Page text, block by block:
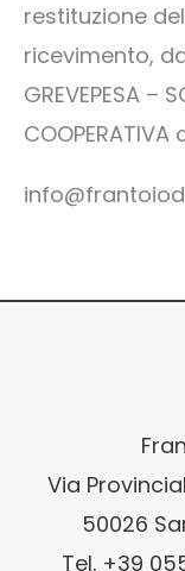
restituzione
ricevimento,
GREVEPESA –
Via
50026
Tel. +39